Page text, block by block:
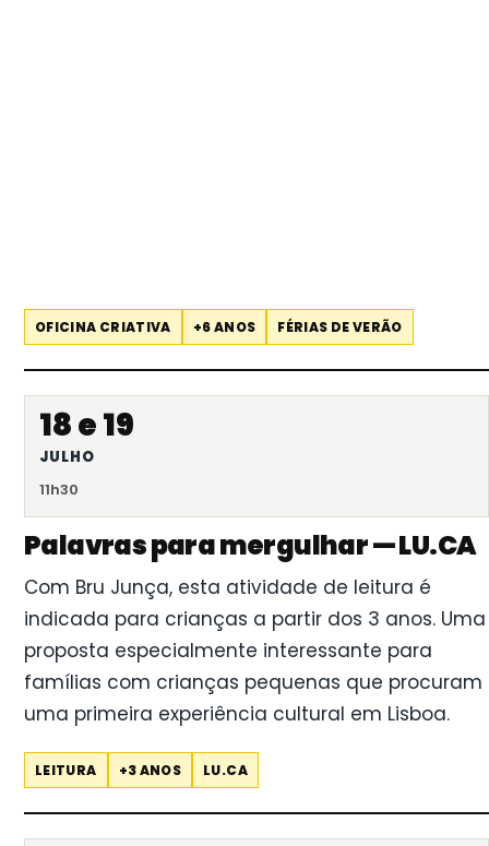
OFICINA CRIATIVA +6 ANOS FÉRIAS DE VERÃO
18 e 19
JULHO
11h30
Palavras para mergulhar — LU.CA
Com Bru Junça, esta atividade de leitura é
indicada para crianças a partir dos 3 anos. Uma
proposta especialmente interessante para
famílias com crianças pequenas que procuram
uma primeira experiência cultural em Lisboa.
LEITURA +3 ANOS LU.CA